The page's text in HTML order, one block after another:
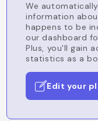
We
information
happens to be
our dashboard
Plus, you'll gain
statistics as a
Edit your